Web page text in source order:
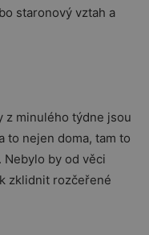
staronový vztah a
z minulého týdne jsou
to nejen doma, tam to
Nebylo by od věci
zklidnit rozčeřené